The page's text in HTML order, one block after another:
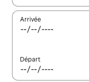
Arrivée
Départ